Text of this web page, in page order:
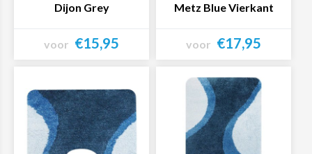
Dijon Grey
voor €15,95
Metz Blue Vierkant
voor €17,95
Bekijk product